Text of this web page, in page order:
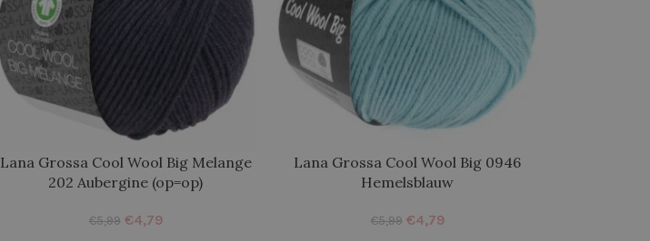
Lana Grossa Cool Wool Big Melange
202 Aubergine (op=op)
€5,99 €4,79
Lana Grossa Cool Wool Big 0946
Hemelsblauw
€5,99 €4,79